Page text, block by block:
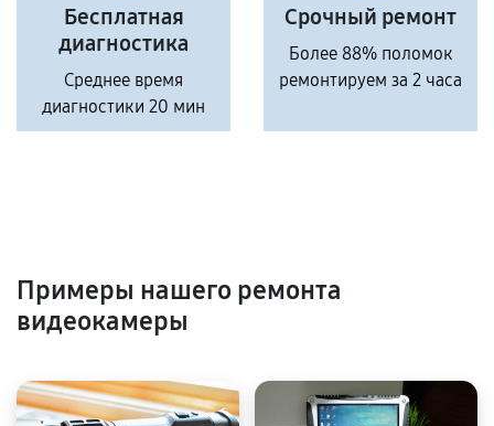
Бесплатная
диагностика
Среднее время
диагностики 20 мин
Срочный ремонт
Более 88% поломок
ремонтируем за 2 часа
Примеры нашего ремонта
видеокамеры